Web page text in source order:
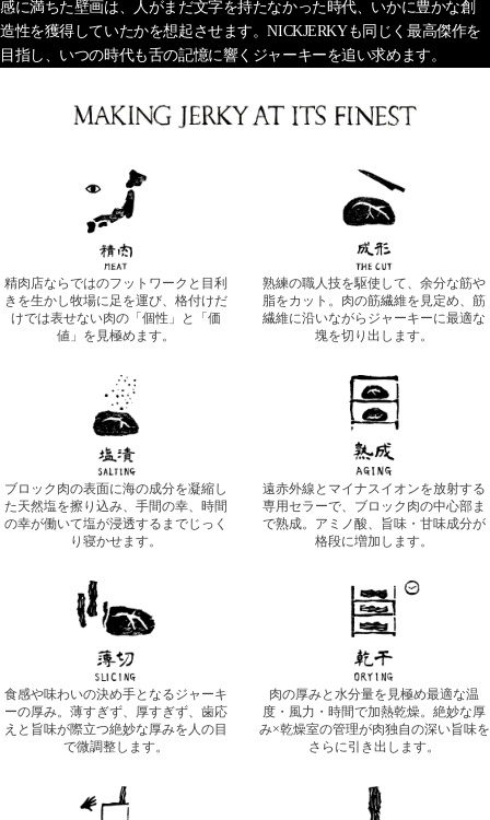
感に満ちた壁画は、人がまだ文字を持たなかった時代、いかに豊かな創
造性を獲得していたかを想起させます。NICKJERKYも同じく最高傑作を
目指し、いつの時代も舌の記憶に響くジャーキーを追い求めます。
精肉店ならではのフットワークと目利
きを生かし牧場に足を運び、格付けだ
けでは表せない肉の「個性」と「価
値」を見極めます。
熟練の職人技を駆使して、余分な筋や
脂をカット。肉の筋繊維を見定め、筋
繊維に沿いながらジャーキーに最適な
塊を切り出します。
ブロック肉の表面に海の成分を凝縮し
た天然塩を擦り込み、手間の幸、時間
の幸が働いて塩が浸透するまでじっく
り寝かせます。
遠赤外線とマイナスイオンを放射する
専用セラーで、ブロック肉の中心部ま
で熟成。アミノ酸、旨味・甘味成分が
格段に増加します。
食感や味わいの決め手となるジャーキ
ーの厚み。薄すぎず、厚すぎず、歯応
えと旨味が際立つ絶妙な厚みを人の目
で微調整します。
肉の厚みと水分量を見極め最適な温
度・風力・時間で加熱乾燥。絶妙な厚
み×乾燥室の管理が肉独自の深い旨味を
さらに引き出します。